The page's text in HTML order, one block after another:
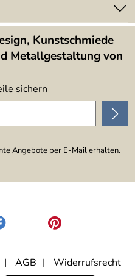
Kunstschmiede
Metallgestaltung von
sichern
Angebote per E-Mail erhalten.
andere Unternehmen
wird in anonymer Form
Newsletters anklicke. Die
Kenntnis genommen.
AGB Widerrufsrecht